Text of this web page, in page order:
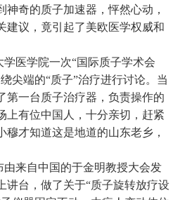
神奇的质子加速器，怦然心动，
建议，竟引起了美欧医学权威和
学医学院一次“国际质子学术会
尖端的“质子”治疗进行讨论。当
第一台质子治疗器，负责操作的
上有位中国人，十分亲切，赶紧
才知道这是地道的山东老乡，
来自中国的于金明教授大会发
讲台，做了关于“质子旋转放疗设